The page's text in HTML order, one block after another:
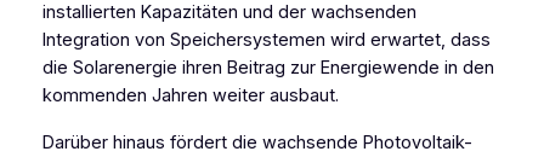
installierten Kapazitäten und der wachsenden
Integration von Speichersystemen wird erwartet, dass
die Solarenergie ihren Beitrag zur Energiewende in den
kommenden Jahren weiter ausbaut.
Darüber hinaus fördert die wachsende Photovoltaik-